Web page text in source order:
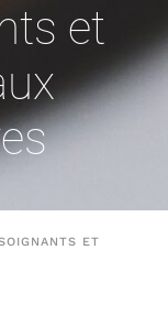
et
ET